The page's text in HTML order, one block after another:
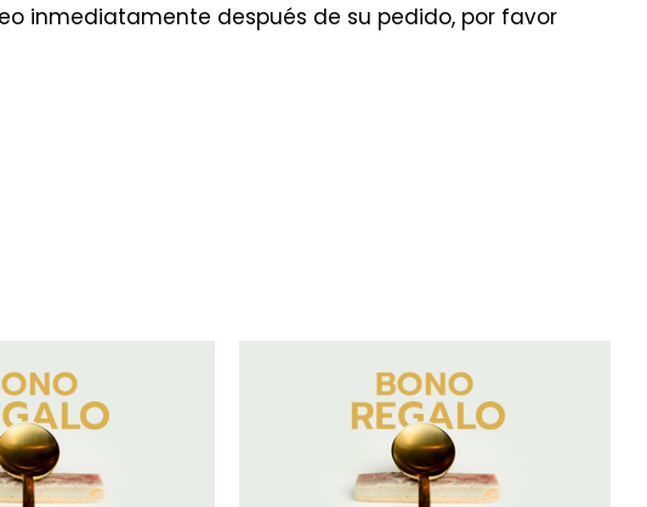
inmediatamente después de su pedido, por favor
IMPORTE